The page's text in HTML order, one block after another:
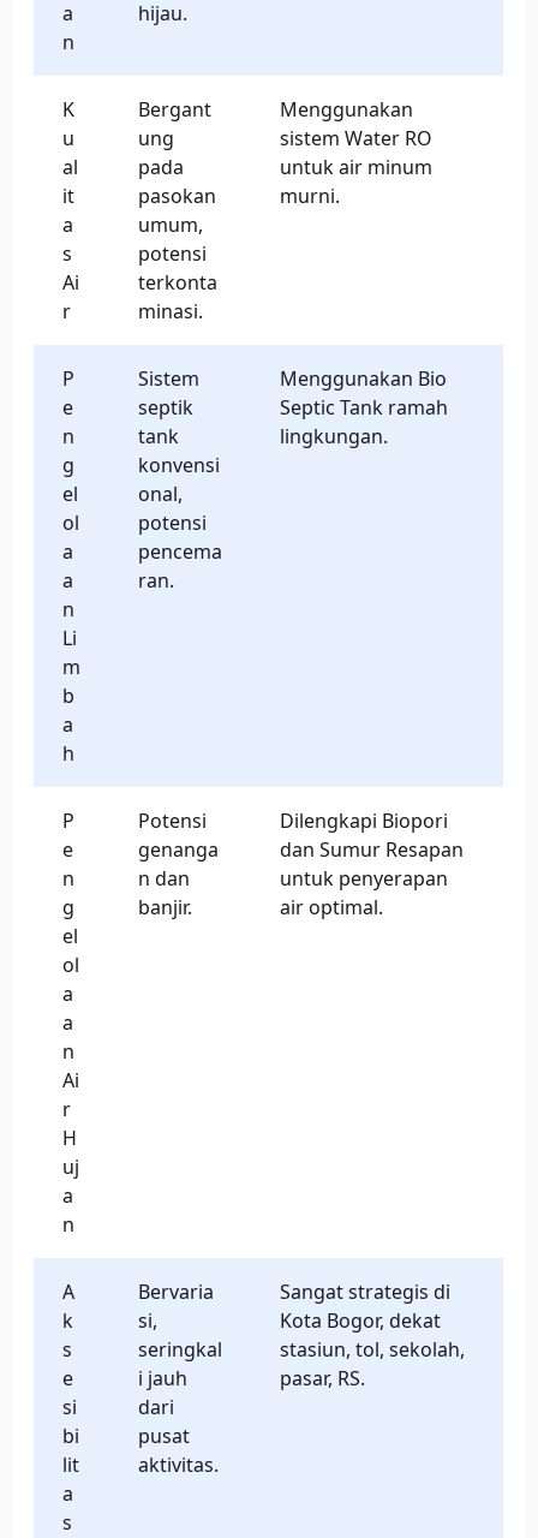
a
n
hijau.
K
u
al
it
a
s
Ai
r
Bergant
ung
pada
pasokan
umum,
potensi
terkonta
minasi.
Menggunakan
sistem Water RO
untuk air minum
murni.
P
e
n
g
el
ol
a
a
n
Li
m
b
a
h
Sistem
septik
tank
konvensi
onal,
potensi
pencema
ran.
Menggunakan Bio
Septic Tank ramah
lingkungan.
P
e
n
g
el
ol
a
a
n
Ai
r
H
uj
a
n
Potensi
genanga
n dan
banjir.
Dilengkapi Biopori
dan Sumur Resapan
untuk penyerapan
air optimal.
A
k
s
e
si
bi
lit
a
s
Bervaria
si,
seringkal
i jauh
dari
pusat
aktivitas.
Sangat strategis di
Kota Bogor, dekat
stasiun, tol, sekolah,
pasar, RS.